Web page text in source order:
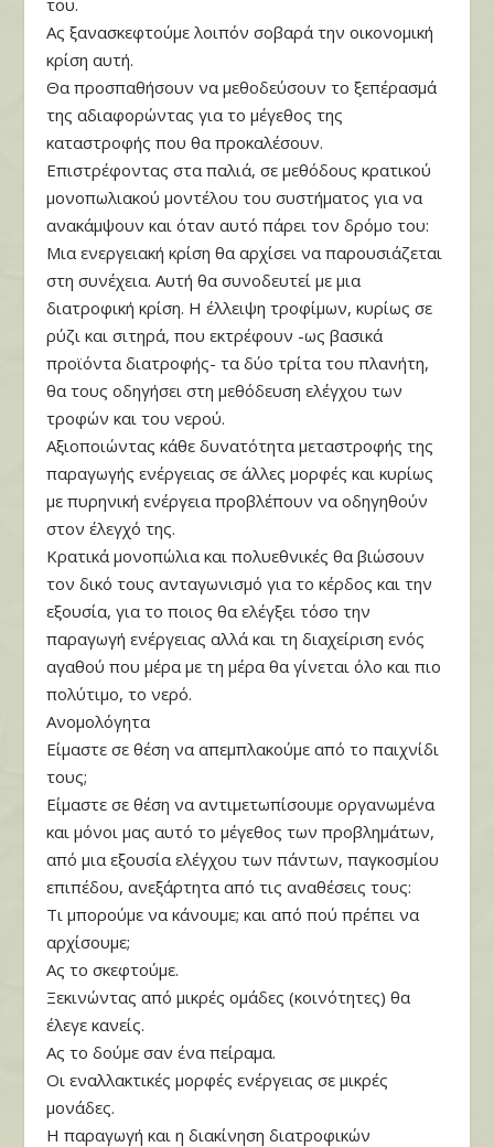
του.
Ας ξανασκεφτούμε λοιπόν σοβαρά την οικονομική
κρίση αυτή.
Θα προσπαθήσουν να μεθοδεύσουν το ξεπέρασμά
της αδιαφορώντας για το μέγεθος της
καταστροφής που θα προκαλέσουν.
Επιστρέφοντας στα παλιά, σε μεθόδους κρατικού
μονοπωλιακού μοντέλου του συστήματος για να
ανακάμψουν και όταν αυτό πάρει τον δρόμο του:
Μια ενεργειακή κρίση θα αρχίσει να παρουσιάζεται
στη συνέχεια. Αυτή θα συνοδευτεί με μια
διατροφική κρίση. Η έλλειψη τροφίμων, κυρίως σε
ρύζι και σιτηρά, που εκτρέφουν -ως βασικά
προϊόντα διατροφής- τα δύο τρίτα του πλανήτη,
θα τους οδηγήσει στη μεθόδευση ελέγχου των
τροφών και του νερού.
Αξιοποιώντας κάθε δυνατότητα μεταστροφής της
παραγωγής ενέργειας σε άλλες μορφές και κυρίως
με πυρηνική ενέργεια προβλέπουν να οδηγηθούν
στον έλεγχό της.
Κρατικά μονοπώλια και πολυεθνικές θα βιώσουν
τον δικό τους ανταγωνισμό για το κέρδος και την
εξουσία, για το ποιος θα ελέγξει τόσο την
παραγωγή ενέργειας αλλά και τη διαχείριση ενός
αγαθού που μέρα με τη μέρα θα γίνεται όλο και πιο
πολύτιμο, το νερό.
Ανομολόγητα
Είμαστε σε θέση να απεμπλακούμε από το παιχνίδι
τους;
Είμαστε σε θέση να αντιμετωπίσουμε οργανωμένα
και μόνοι μας αυτό το μέγεθος των προβλημάτων,
από μια εξουσία ελέγχου των πάντων, παγκοσμίου
επιπέδου, ανεξάρτητα από τις αναθέσεις τους:
Τι μπορούμε να κάνουμε; και από πού πρέπει να
αρχίσουμε;
Ας το σκεφτούμε.
Ξεκινώντας από μικρές ομάδες (κοινότητες) θα
έλεγε κανείς.
Ας το δούμε σαν ένα πείραμα.
Οι εναλλακτικές μορφές ενέργειας σε μικρές
μονάδες.
Η παραγωγή και η διακίνηση διατροφικών